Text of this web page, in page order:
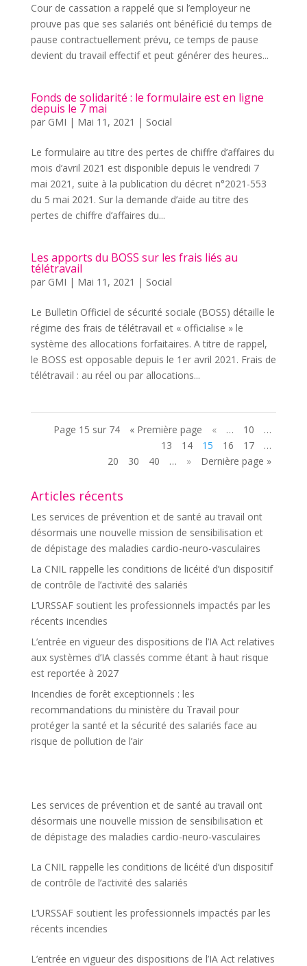
Cour de cassation a rappelé que si l’employeur ne
prouve pas que ses salariés ont bénéficié du temps de
pause contractuellement prévu, ce temps de pause
devient du travail effectif et peut générer des heures...
Fonds de solidarité : le formulaire est en ligne
depuis le 7 mai
par GMI | Mai 11, 2021 | Social
Le formulaire au titre des pertes de chiffre d’affaires du
mois d’avril 2021 est disponible depuis le vendredi 7
mai 2021, suite à la publication du décret n°2021-553
du 5 mai 2021. Sur la demande d’aide au titre des
pertes de chiffre d’affaires du...
Les apports du BOSS sur les frais liés au
télétravail
par GMI | Mai 11, 2021 | Social
Le Bulletin Officiel de sécurité sociale (BOSS) détaille le
régime des frais de télétravail et « officialise » le
système des allocations forfaitaires. A titre de rappel,
le BOSS est opposable depuis le 1er avril 2021. Frais de
télétravail : au réel ou par allocations...
Page 15 sur 74 « Première page « … 10
…
13
14 15 16 17
…
20
30 40 … » Dernière page »
Articles récents
Les services de prévention et de santé au travail ont
désormais une nouvelle mission de sensibilisation et
de dépistage des maladies cardio-neuro-vasculaires
La CNIL rappelle les conditions de licéité d’un dispositif
de contrôle de l’activité des salariés
L’URSSAF soutient les professionnels impactés par les
récents incendies
L’entrée en vigueur des dispositions de l’IA Act relatives
aux systèmes d’IA classés comme étant à haut risque
est reportée à 2027
Incendies de forêt exceptionnels : les
recommandations du ministère du Travail pour
protéger la santé et la sécurité des salariés face au
risque de pollution de l’air
Les services de prévention et de santé au travail ont
désormais une nouvelle mission de sensibilisation et
de dépistage des maladies cardio-neuro-vasculaires
La CNIL rappelle les conditions de licéité d’un dispositif
de contrôle de l’activité des salariés
L’URSSAF soutient les professionnels impactés par les
récents incendies
L’entrée en vigueur des dispositions de l’IA Act relatives